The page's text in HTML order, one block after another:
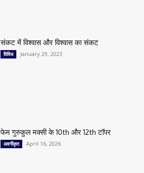
संकट में विश्वास और विश्वास का संकट
विविध January 29, 2023
फेम गुरुकुल मक्सी के 10th और 12th टॉपर
अवर्गीकृत April 16, 2026